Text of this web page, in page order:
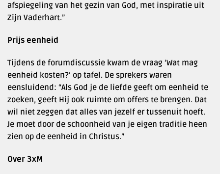
afspiegeling van het gezin van God, met inspiratie uit
Zijn Vaderhart.”
Prijs eenheid
Tijdens de forumdiscussie kwam de vraag ‘Wat mag
eenheid kosten?’ op tafel. De sprekers waren
eensluidend: “Als God je de liefde geeft om eenheid te
zoeken, geeft Hij ook ruimte om offers te brengen. Dat
wil niet zeggen dat alles van jezelf er tussenuit hoeft.
Je moet door de schoonheid van je eigen traditie heen
zien op de eenheid in Christus.”
Over 3xM